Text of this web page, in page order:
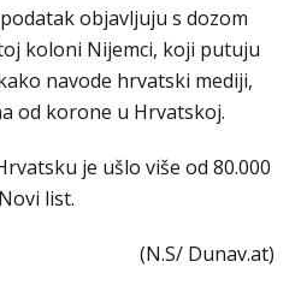
objavljuju s dozom
koloni Nijemci, koji putuju
navode hrvatski mediji,
od korone u Hrvatskoj.
je ušlo više od 80.000
list.
(N.S/ Dunav.at)